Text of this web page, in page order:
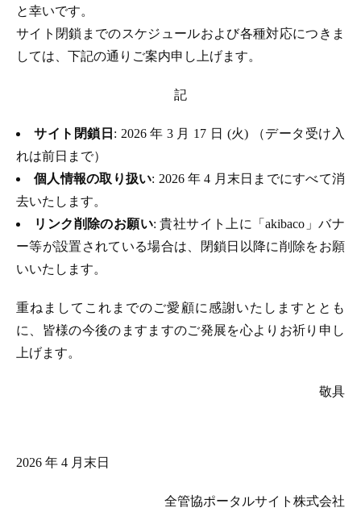
と幸いです。
サイト閉鎖までのスケジュールおよび各種対応につきま
しては、下記の通りご案内申し上げます。
記
サイト閉鎖日 : 2026 年 3 月 17 日 (火) （データ受け入
れは前日まで）
個人情報の取り扱い: 2026 年 4 月末日までにすべて消
去いたします。
リンク削除のお願い: 貴社サイト上に「akibaco」バナ
ー等が設置されている場合は、閉鎖日以降に削除をお願
いいたします。
重ねましてこれまでのご愛顧に感謝いたしますととも
に、皆様の今後のますますのご発展を心よりお祈り申し
上げます。
敬具
2026 年 4 月末日
全管協ポータルサイト株式会社